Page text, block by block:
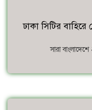
ঢাকা সিটির বাহিরে
সারা